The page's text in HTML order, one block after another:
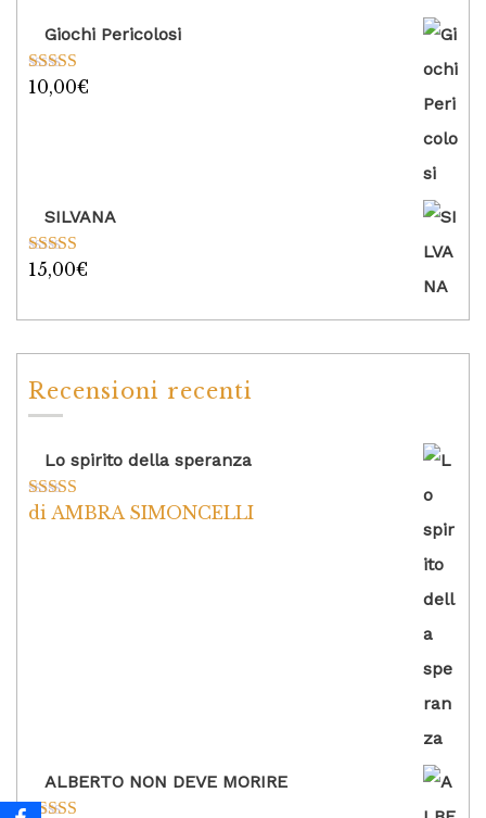
Giochi Pericolosi
Valutato
10,00€
SILVANA
Valutato
15,00€
Recensioni recenti
Lo spirito della speranza
Valutato5su
di AMBRA SIMONCELLI
ALBERTO NON DEVE MORIRE